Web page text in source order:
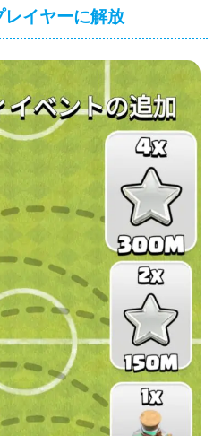
イヤーに解放